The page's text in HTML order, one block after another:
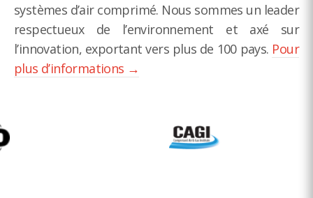
systèmes d’air comprimé. Nous sommes un leader
respectueux de l’environnement et axé sur
l’innovation, exportant vers plus de 100 pays. Pour
plus d’informations →